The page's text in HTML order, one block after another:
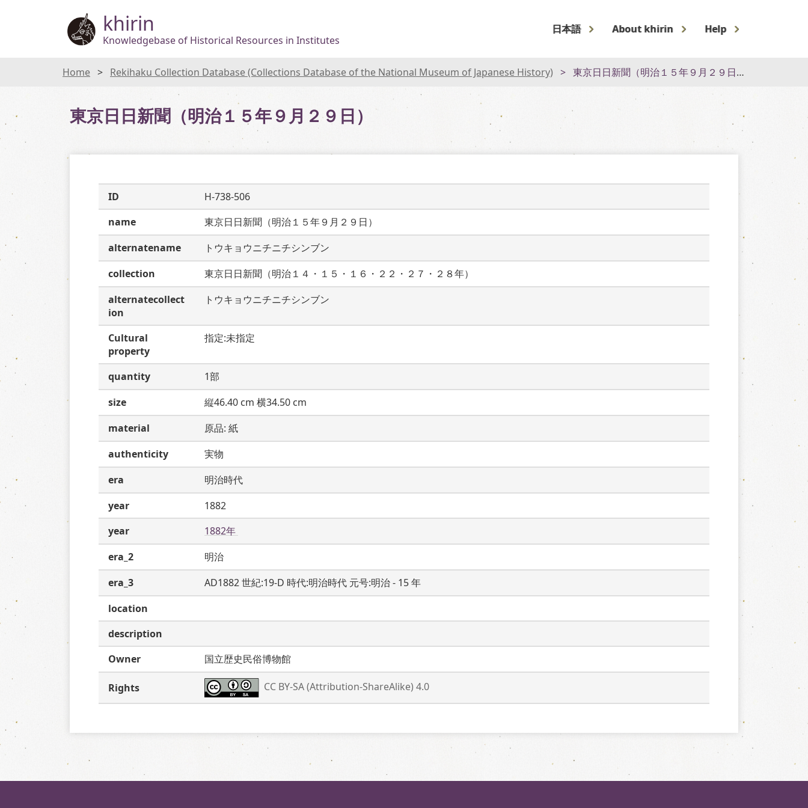
khirin
Knowledgebase of Historical Resources in Institutes
日本語 About khirin Help
Home Rekihaku Collection Database (Collections Database of the National Museum of Japanese History) 東京日日新聞（明治１５年９月２９日）
東京日日新聞（明治１５年９月２９日）
ID
H-738-506
name
東京日日新聞（明治１５年９月２９日）
alternatename
トウキョウニチニチシンブン
collection
東京日日新聞（明治１４・１５・１６・２２・２７・２８年）
alternatecollect
ion
トウキョウニチニチシンブン
Cultural
property
指定:未指定
quantity
1部
size
縦46.40 cm 横34.50 cm
material
原品: 紙
authenticity
実物
era
明治時代
year
1882
year
1882年
era_2
明治
era_3
AD1882 世紀:19-D 時代:明治時代 元号:明治 - 15 年
location
description
Owner
国立歴史民俗博物館
Rights CC BY-SA (Attribution-ShareAlike) 4.0